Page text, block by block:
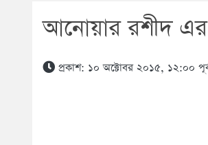
আনোয়ার রশীদ
প্রকাশ: ১০ অক্টোবর ২০১৫, ১২:০০